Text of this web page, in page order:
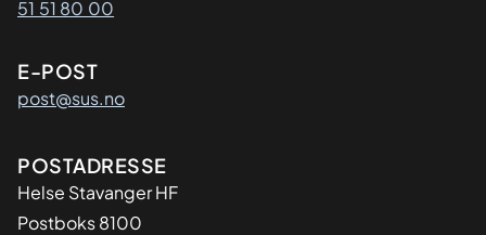
51 51 80 00
E-POST
post@sus.no
Adresse
POSTADRESSE
Helse Stavanger HF
Postboks 8100